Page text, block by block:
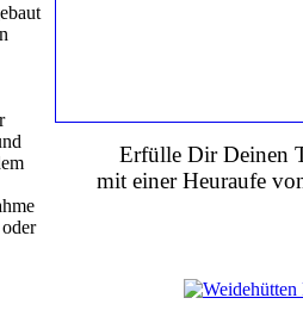
Erfülle Dir Deinen
mit einer Heuraufe